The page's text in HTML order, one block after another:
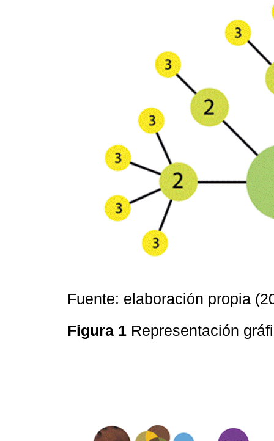
Fuente: elaboración propia
Figura 1 Representación